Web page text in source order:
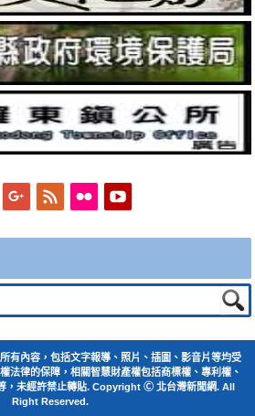
FacebookGoogleplus
Feed Flickr
有內容，包括文字報導、照片、插圖、影音片等均受
法律的保障，相關智慧財產權包括商標權、專利權、
，未經許禁止轉貼. Copyright Ⓒ 北台灣新聞網. All
Right Reserved.